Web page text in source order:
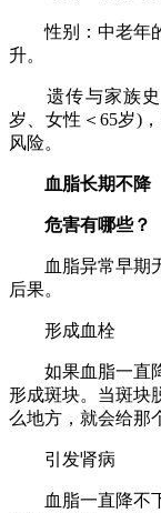
性别：中老年的
升。
遗传与家族史
岁、女性＜65岁)
风险。
血脂长期不降
危害有哪些？
血脂异常早期无
后果。
形成血栓
如果血脂一直降
形成斑块。当斑块
么地方，就会给那
引发肾病
血脂一直降不下